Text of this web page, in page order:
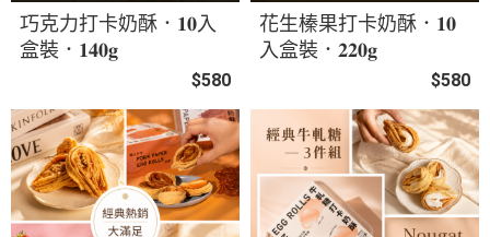
巧克力打卡奶酥．𝟏𝟎入
盒裝．𝟏𝟒𝟎𝐠
$580
花生榛果打卡奶酥．𝟏𝟎
入盒裝．𝟐𝟐𝟎𝐠
$580